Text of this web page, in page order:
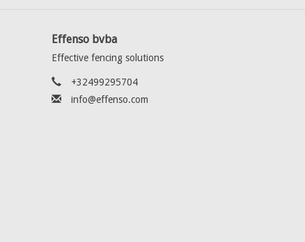
Effenso bvba
Effective fencing solutions
+32499295704
info@effenso.com